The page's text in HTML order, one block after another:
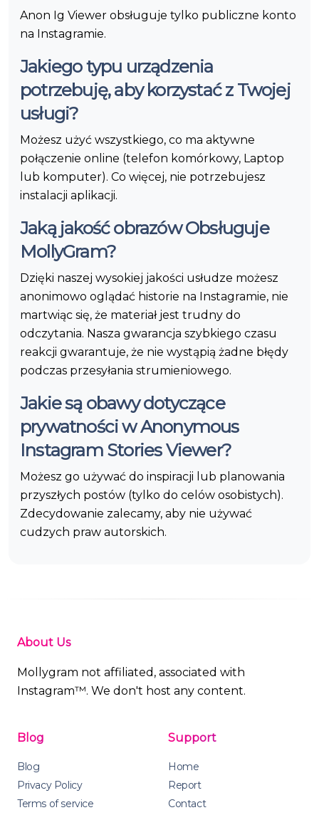
Anon Ig Viewer obsługuje tylko publiczne konto
na Instagramie.
Jakiego typu urządzenia
potrzebuję, aby korzystać z Twojej
usługi?
Możesz użyć wszystkiego, co ma aktywne
połączenie online (telefon komórkowy, Laptop
lub komputer). Co więcej, nie potrzebujesz
instalacji aplikacji.
Jaką jakość obrazów Obsługuje
MollyGram?
Dzięki naszej wysokiej jakości usłudze możesz
anonimowo oglądać historie na Instagramie, nie
martwiąc się, że materiał jest trudny do
odczytania. Nasza gwarancja szybkiego czasu
reakcji gwarantuje, że nie wystąpią żadne błędy
podczas przesyłania strumieniowego.
Jakie są obawy dotyczące
prywatności w Anonymous
Instagram Stories Viewer?
Możesz go używać do inspiracji lub planowania
przyszłych postów (tylko do celów osobistych).
Zdecydowanie zalecamy, aby nie używać
cudzych praw autorskich.
About Us
Mollygram not affiliated, associated with
Instagram™. We don't host any content.
Blog
Blog
Privacy Policy
Terms of service
Support
Home
Report
Contact